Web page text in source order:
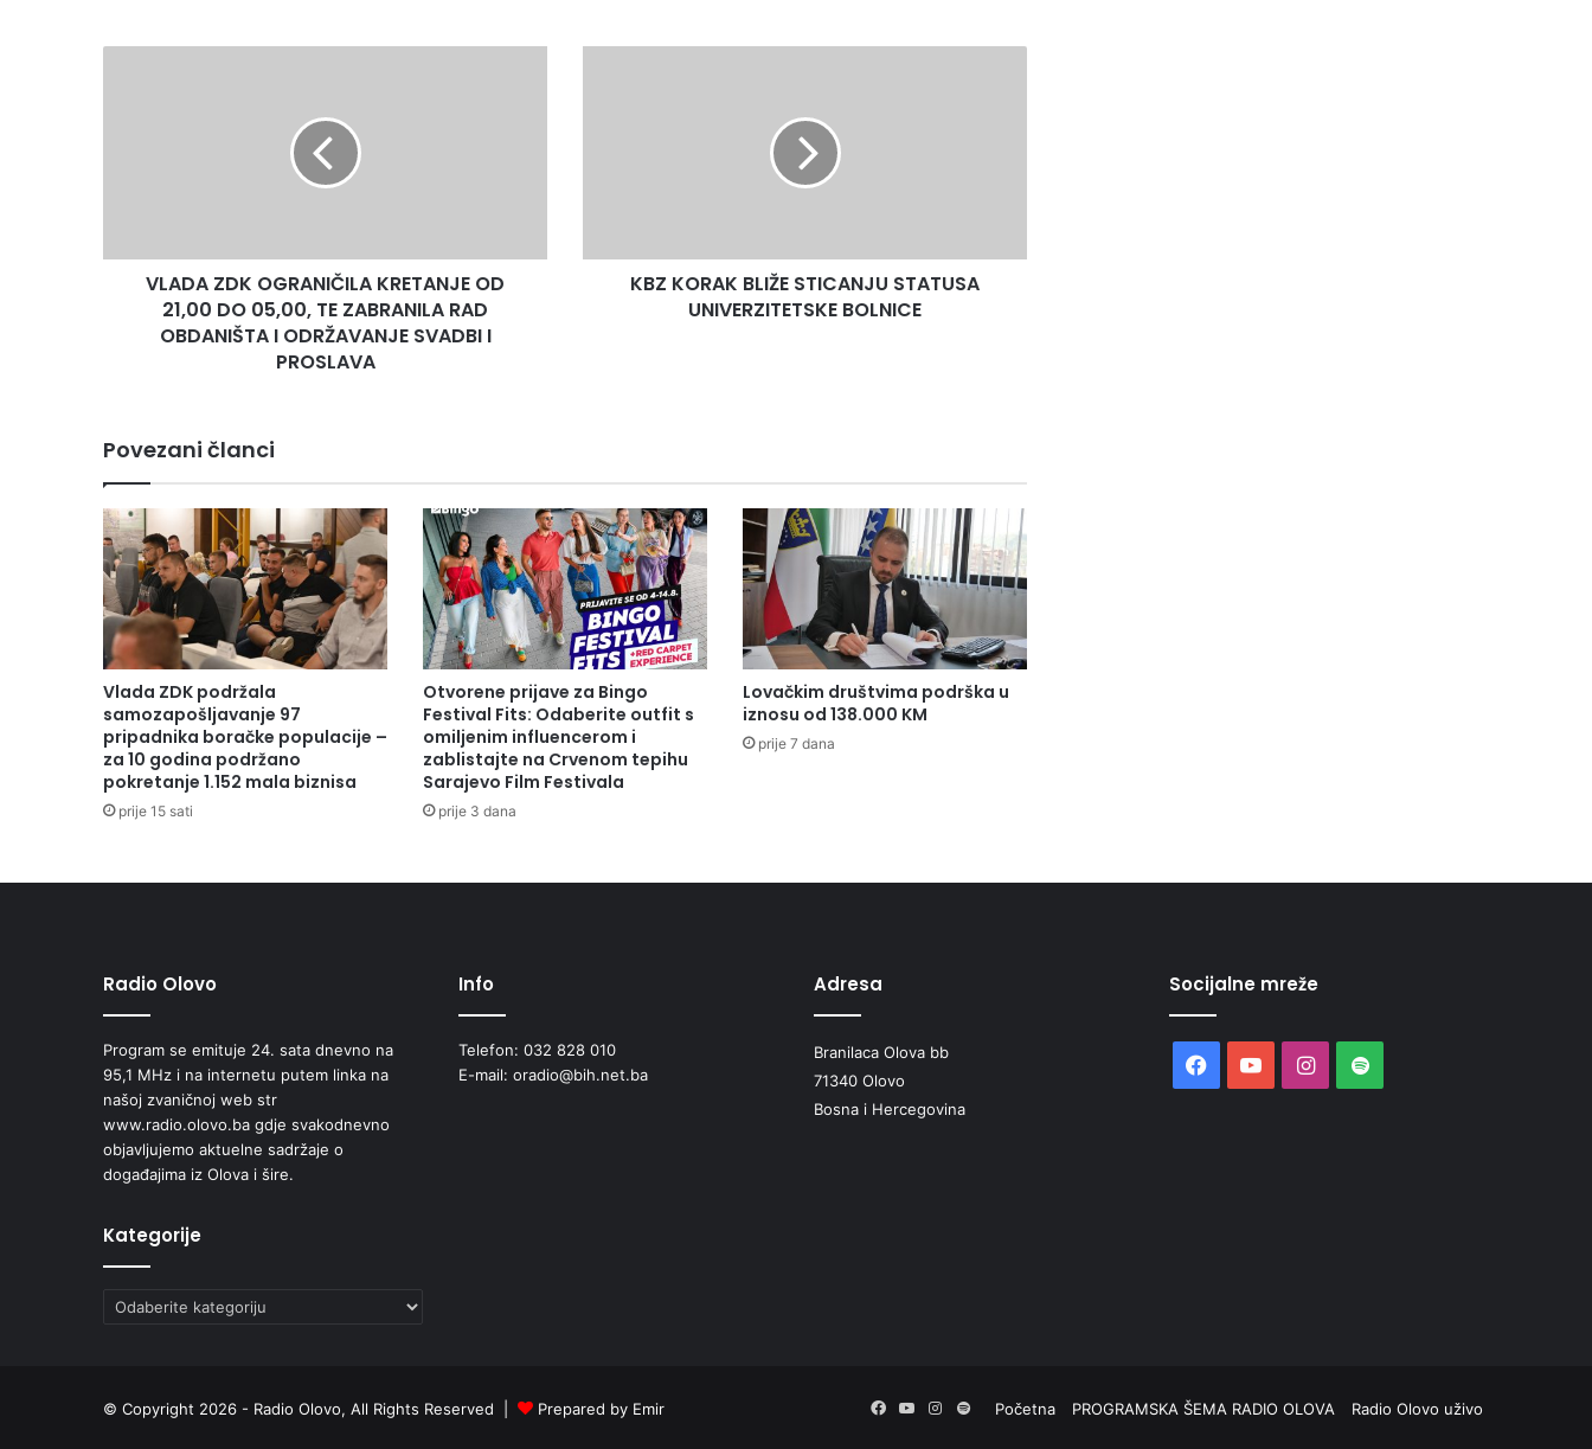
TE
ZABRANILA
OBDANIŠTA
PROSLAVA
VLADA ZDK OGRANIČILA KRETANJE OD
21,00 DO 05,00, TE ZABRANILA RAD
OBDANIŠTA I ODRŽAVANJE SVADBI I
PROSLAVA
KBZ KORAK BLIŽE STICANJU STATUSA
UNIVERZITETSKE BOLNICE
Povezani članci
Vlada ZDK podržala
samozapošljavanje 97
pripadnika boračke populacije –
za 10 godina podržano
pokretanje 1.152 mala biznisa
prije 15 sati
Otvorene prijave za Bingo
Festival Fits: Odaberite outfit s
omiljenim influencerom i
zablistajte na Crvenom tepihu
Sarajevo Film Festivala
prije 3 dana
Lovačkim društvima podrška u
iznosu od 138.000 KM
prije 7 dana
Radio Olovo
Program se emituje 24. sata dnevno na
95,1 MHz i na internetu putem linka na
našoj zvaničnoj web str
www.radio.olovo.ba gdje svakodnevno
objavljujemo aktuelne sadržaje o
događajima iz Olova i šire.
Kategorije
Kategorije
Info
Telefon: 032 828 010
E-mail: oradio@bih.net.ba
Adresa
Branilaca Olova bb
71340 Olovo
Bosna i Hercegovina
Socijalne mreže
Facebook
YouTubeInstagram
Spotify
© Copyright 2026 - Radio Olovo, All Rights Reserved | Prepared by Emir Početna PROGRAMSKA ŠEMA RADIO OLOVA Radio Olovo uživo
Facebook
YouTubeInstagram
Spotify